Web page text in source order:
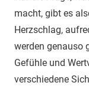
macht, gibt es
Herzschlag,
werden genauso
Gefühle und
verschiedene